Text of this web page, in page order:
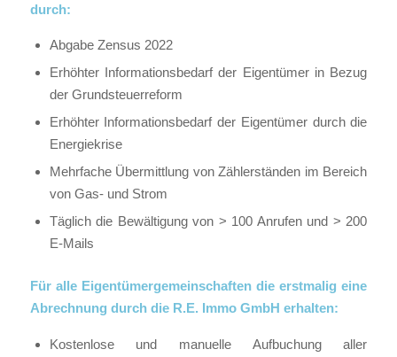
durch:
Abgabe Zensus 2022
Erhöhter Informationsbedarf der Eigentümer in Bezug
der Grundsteuerreform
Erhöhter Informationsbedarf der Eigentümer durch die
Energiekrise
Mehrfache Übermittlung von Zählerständen im Bereich
von Gas- und Strom
Täglich die Bewältigung von > 100 Anrufen und > 200
E-Mails
Für alle Eigentümergemeinschaften die erstmalig eine
Abrechnung durch die R.E. Immo GmbH erhalten:
Kostenlose und manuelle Aufbuchung aller